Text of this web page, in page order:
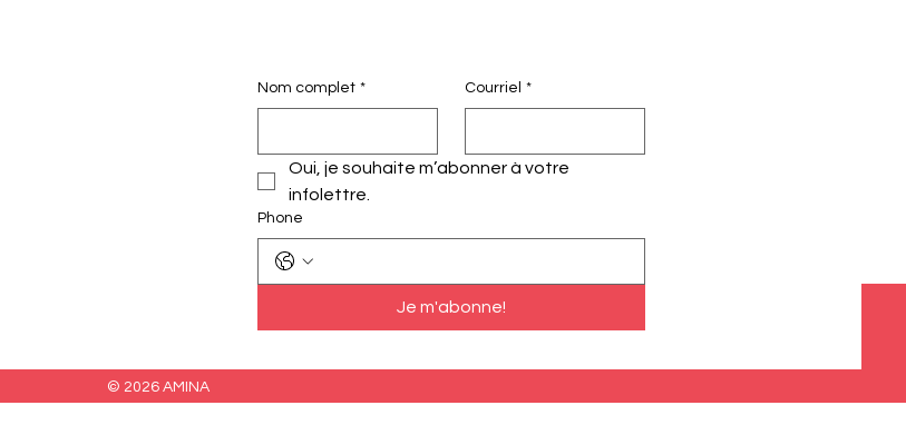
© 2026 AMINA
Nom complet * Courriel *
Oui, je souhaite m’abonner à votre
infolettre.
Phone
Je m'abonne!